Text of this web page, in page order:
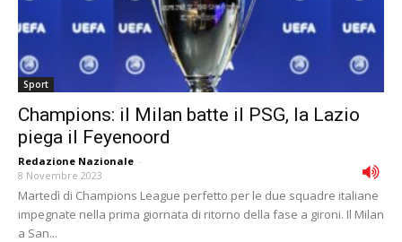
Sport
Champions: il Milan batte il PSG, la Lazio
piega il Feyenoord
Redazione Nazionale -
8 Novembre 2023
Martedì di Champions League perfetto per le due squadre italiane
impegnate nella prima giornata di ritorno della fase a gironi. Il Milan
a San...